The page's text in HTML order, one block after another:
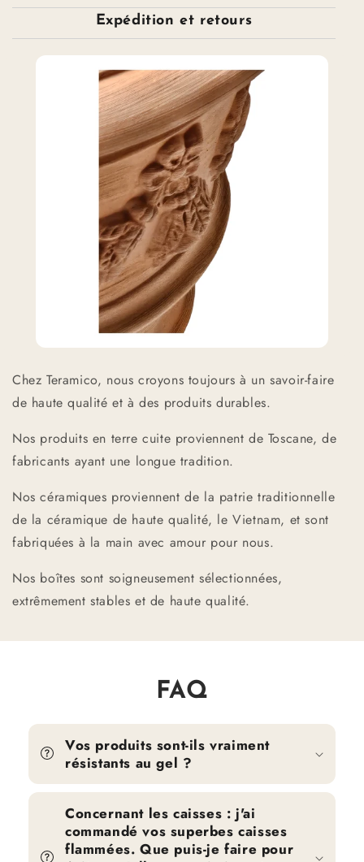
Expédition et retours
Chez Teramico, nous croyons toujours à un savoir-faire
de haute qualité et à des produits durables.
Nos produits en terre cuite proviennent de Toscane, de
fabricants ayant une longue tradition.
Nos céramiques proviennent de la patrie traditionnelle
de la céramique de haute qualité, le Vietnam, et sont
fabriquées à la main avec amour pour nous.
Nos boîtes sont soigneusement sélectionnées,
extrêmement stables et de haute qualité.
FAQ
Vos produits sont-ils vraiment
résistants au gel ?
Concernant les caisses : j'ai
commandé vos superbes caisses
flammées. Que puis-je faire pour